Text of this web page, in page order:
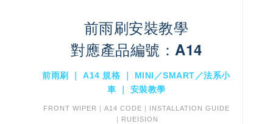
前雨刷安裝教學
對應產品編號：A14
前雨刷 ｜ A14 規格 ｜ MINI／SMART／法系小
車 ｜ 安裝教學
FRONT WIPER｜A14 CODE｜INSTALLATION GUIDE
｜RUEISION